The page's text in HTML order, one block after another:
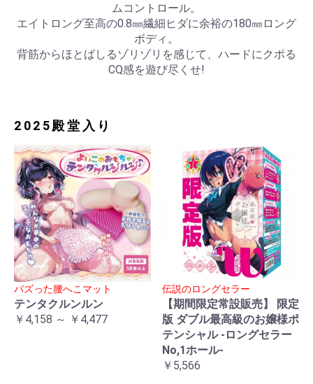
ムコントロール。
エイトロング至高の0.8㎜繊細ヒダに余裕の180㎜ロング
ボディ。
背筋からほとばしるゾリゾリを感じて、ハードにクポる
CQ感を遊び尽くせ!
2025殿堂入り
バズった腰へこマット
テンタクルンルン
￥4,158 ～ ￥4,477
伝説のロングセラー
【期間限定常設販売】 限定
版 ダブル最高級のお嬢様ポ
テンシャル -ロングセラー
No,1ホール-
￥5,566